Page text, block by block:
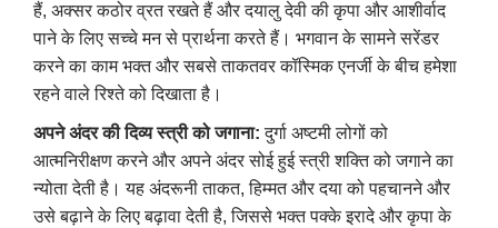
हैं, अक्सर कठोर व्रत रखते हैं और दयालु देवी की कृपा और आशीर्वाद
पाने के लिए सच्चे मन से प्रार्थना करते हैं। भगवान के सामने सरेंडर
करने का काम भक्त और सबसे ताकतवर कॉस्मिक एनर्जी के बीच हमेशा
रहने वाले रिश्ते को दिखाता है।
अपने अंदर की दिव्य स्त्री को जगाना: दुर्गा अष्टमी लोगों को
आत्मनिरीक्षण करने और अपने अंदर सोई हुई स्त्री शक्ति को जगाने का
न्योता देती है। यह अंदरूनी ताकत, हिम्मत और दया को पहचानने और
उसे बढ़ाने के लिए बढ़ावा देती है, जिससे भक्त पक्के इरादे और कृपा के